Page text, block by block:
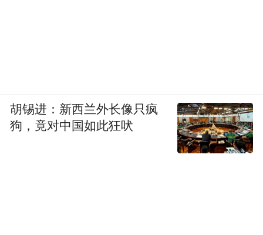
胡锡进：新西兰外长像只疯
狗，竟对中国如此狂吠